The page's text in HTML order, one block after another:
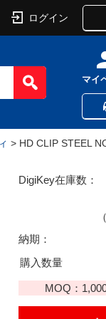
ログイン
マイ
> HD CLIP STEEL
DigiKey在庫数：
（
納期：
購入数量
MOQ：